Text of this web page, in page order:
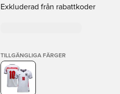
Exkluderad från rabattkoder
TILLGÄNGLIGA FÄRGER